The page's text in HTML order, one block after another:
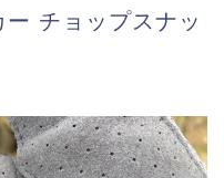
チョップスナッ